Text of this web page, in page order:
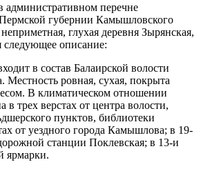
административном перечне
губернии Камышловского
глухая деревня Зырянская,
следующее описание:
в состав Балаирской волости
Местность ровная, сухая, покрыта
В климатическом отношении
в трех верстах от центра волости,
пунктов, библиотеки
от уездного города Камышлова; в 19-
станции Поклевская; в 13-и
ярмарки.